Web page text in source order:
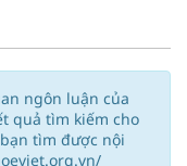
ngôn luận của
quả tìm kiếm cho
tìm được nội